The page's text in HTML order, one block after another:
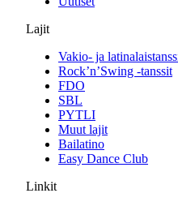
Lajit
Vakio- ja
Rock’n’Swing -tanssit
FDO
SBL
PYTLI
Muut lajit
Bailatino
Easy Dance Club
Linkit